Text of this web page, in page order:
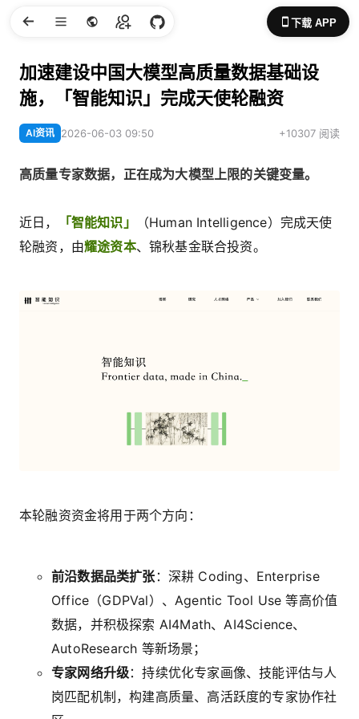
下载 APP
加速建设中国大模型高质量数据基础设
施，「智能知识」完成天使轮融资
AI资讯 2026-06-03 09:50 +10307 阅读
高质量专家数据，正在成为大模型上限的关键变量。
近日， 「智能知识」
（Human Intelligence）完成天使
轮融资，由耀途资本、锦秋基金联合投资。
本轮融资资金将用于两个方向：
前沿数据品类扩张 ：深耕 Coding、Enterprise
Office（GDPVal）、Agentic Tool Use 等高价值
数据，并积极探索 AI4Math、AI4Science、
AutoResearch 等新场景；
专家网络升级：持续优化专家画像、技能评估与人
岗匹配机制，构建高质量、高活跃度的专家协作社